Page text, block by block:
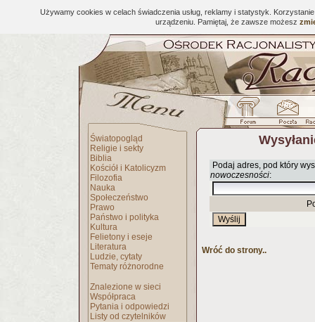
Używamy cookies w celach świadczenia usług, reklamy i statystyk.
urządzeniu. Pamiętaj, że zawsze możesz
Światopogląd
Religie i sekty
Biblia
Kościół i Katolicyzm
Filozofia
Nauka
Społeczeństwo
Prawo
Państwo i polityka
Kultura
Felietony i eseje
Literatura
Ludzie, cytaty
Tematy różnorodne
Znalezione w sieci
Współpraca
Pytania i odpowiedzi
Listy od czytelników
Podaj adres, pod który
nowoczesności:
Wróć do strony..